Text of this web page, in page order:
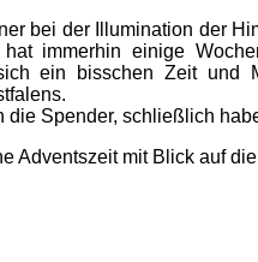
bei der Illumination der
hat immerhin einige
ein bisschen Zeit
die Spender, schließlich
Adventszeit mit Blick auf